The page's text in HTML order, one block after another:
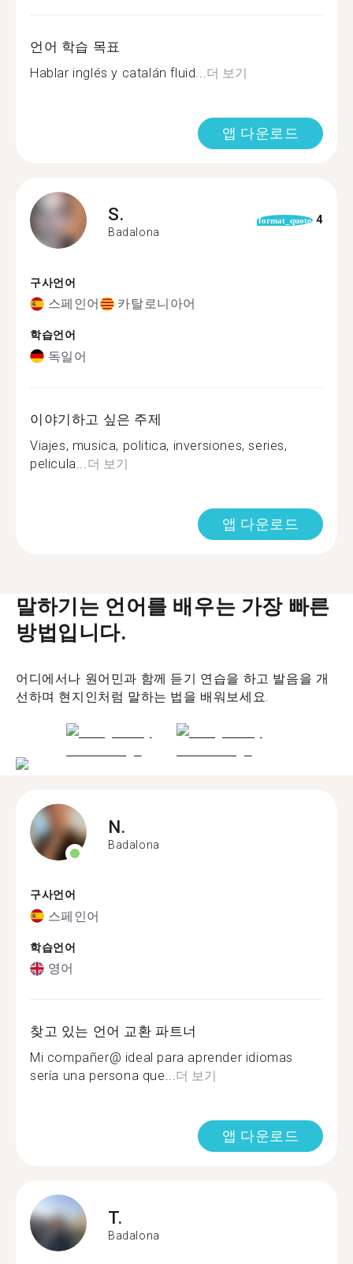
언어 학습 목표
Hablar inglés y catalán fluid... 더 보기
앱 다운로드
S.
Badalona
format_quote 4
구사언어
스페인어 카탈로니아어
학습언어
독일어
이야기하고 싶은 주제
Viajes, musica, politica, inversiones, series,
pelicula... 더 보기
앱 다운로드
말하기는 언어를 배우는 가장 빠른
방법입니다.
어디에서나 원어민과 함께 듣기 연습을 하고 발음을 개
선하며 현지인처럼 말하는 법을 배워보세요.
N.
Badalona
구사언어
스페인어
학습언어
영어
찾고 있는 언어 교환 파트너
Mi compañer@ ideal para aprender idiomas
sería una persona que...더 보기
앱 다운로드
T.
Badalona